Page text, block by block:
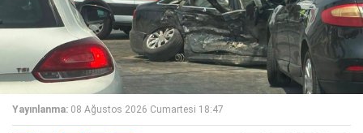
Yayınlanma: 08 Ağustos 2026 Cumartesi 18:47